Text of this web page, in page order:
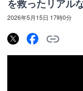
を救ったリアル
2026年5月15日 17時0分